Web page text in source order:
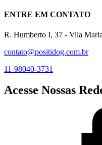
ENTRE EM CONTATO
R. Humberto I, 37 - Vila
contato@positidog.com.br
11-98040-3731
Acesse Nossas